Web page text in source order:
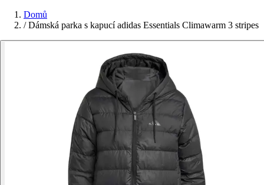
Domů
/ Dámská parka s kapucí adidas Essentials Climawarm 3 stripes